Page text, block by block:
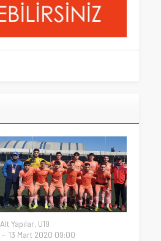
Alt Yapılar, U19
13 Mart 2020 09:00